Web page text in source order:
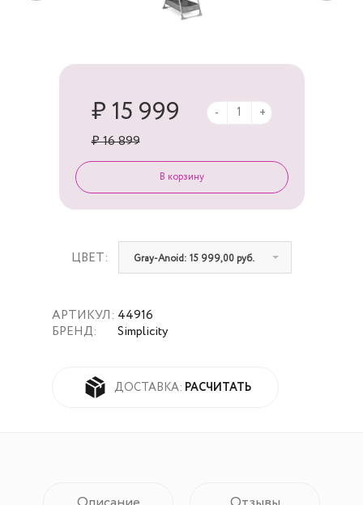
АРТИКУЛ:
БРЕНД:
44916
Simplicity
ДОСТАВКА: РАСЧИТАТЬ
ЦВЕТ: Gray-Anoid: 15 999,00 руб.
₽ 15 999
₽ 16 899
- +